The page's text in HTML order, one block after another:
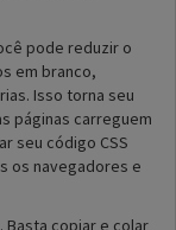
pode reduzir o
em branco,
Isso torna seu
páginas carreguem
seu código CSS
os navegadores e
Basta copiar e colar